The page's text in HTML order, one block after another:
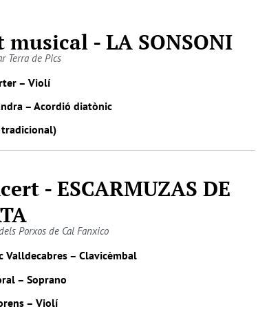
musical - LA SONSONI
Terra de Pics
– Violí
– Acordió diatònic
tradicional)
- ESCARMUZAS DE
Porxos de Cal Fanxico
Valldecabres – Clavicèmbal
– Soprano
– Violí